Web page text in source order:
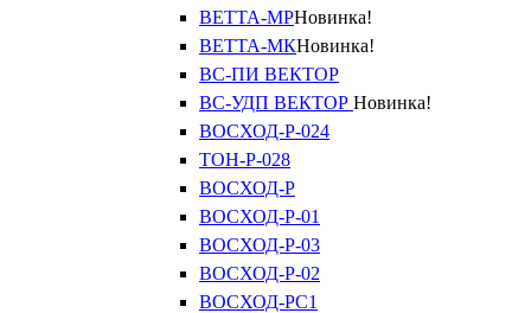
ВЕТТА-МРНовинка!
ВЕТТА-МКНовинка!
ВС-ПИ ВЕКТОР
ВС-УДП ВЕКТОР Новинка!
ВОСХОД-Р-024
ТОН-Р-028
ВОСХОД-Р
ВОСХОД-Р-01
ВОСХОД-Р-03
ВОСХОД-Р-02
ВОСХОД-РС1